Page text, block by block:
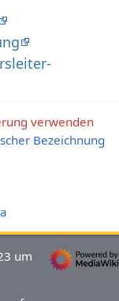
verwenden
Bezeichnung
um